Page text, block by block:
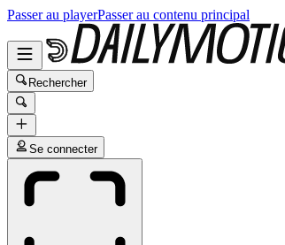
Passer au playerPasser au contenu principal
Rechercher
Se connecter